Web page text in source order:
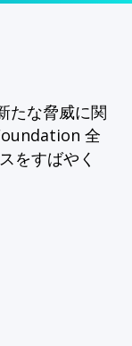
たな脅威に関
全
をすばやく